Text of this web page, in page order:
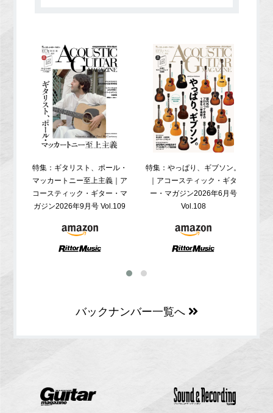
特集：ギタリスト、ポール・
マッカートニー至上主義｜ア
コースティック・ギター・マ
ガジン2026年9月号 Vol.109
特集：やっぱり、ギブソン。
｜アコースティック・ギタ
ー・マガジン2026年6月号
Vol.108
バックナンバー一覧へ